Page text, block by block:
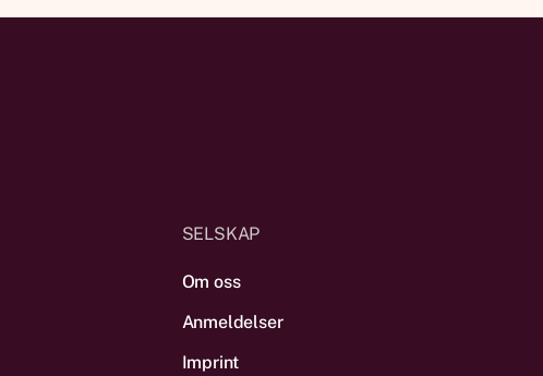
SELSKAP
Om oss
Anmeldelser
Imprint